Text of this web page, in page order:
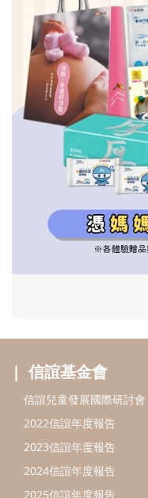
信誼基金會
2022信誼年度報告
2023信誼年度報告
2024信誼年度報告
好孕袋
分齡育兒電子報
線上教養諮詢
出版服務
信誼基金出版社